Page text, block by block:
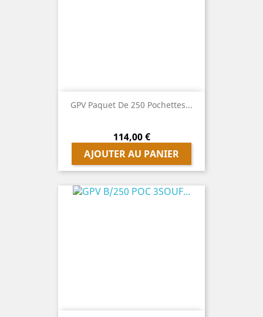
GPV Paquet De 250 Pochettes...
Prix
114,00 €
AJOUTER AU PANIER